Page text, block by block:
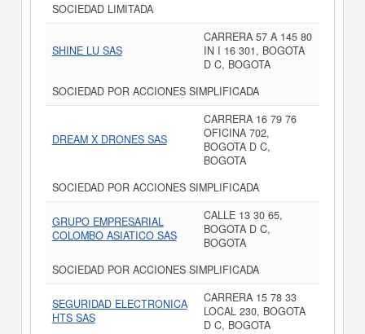
SOCIEDAD LIMITADA
SHINE LU SAS
CARRERA 57 A 145 80
IN I 16 301, BOGOTA
D C, BOGOTA
SOCIEDAD POR ACCIONES SIMPLIFICADA
DREAM X DRONES SAS
CARRERA 16 79 76
OFICINA 702,
BOGOTA D C,
BOGOTA
SOCIEDAD POR ACCIONES SIMPLIFICADA
GRUPO EMPRESARIAL
COLOMBO ASIATICO SAS
CALLE 13 30 65,
BOGOTA D C,
BOGOTA
SOCIEDAD POR ACCIONES SIMPLIFICADA
SEGURIDAD ELECTRONICA
HTS SAS
CARRERA 15 78 33
LOCAL 230, BOGOTA
D C, BOGOTA